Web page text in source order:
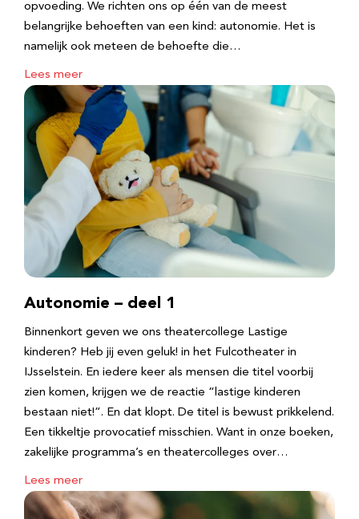
opvoeding. We richten ons op één van de meest
belangrijke behoeften van een kind: autonomie. Het is
namelijk ook meteen de behoefte die…
Lees meer
Autonomie – deel 1
Binnenkort geven we ons theatercollege Lastige
kinderen? Heb jij even geluk! in het Fulcotheater in
IJsselstein. En iedere keer als mensen die titel voorbij
zien komen, krijgen we de reactie “lastige kinderen
bestaan niet!”. En dat klopt. De titel is bewust prikkelend.
Een tikkeltje provocatief misschien. Want in onze boeken,
zakelijke programma’s en theatercolleges over…
Lees meer